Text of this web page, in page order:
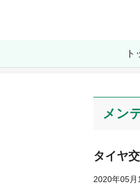
ト
メン
タイヤ
2020年05月